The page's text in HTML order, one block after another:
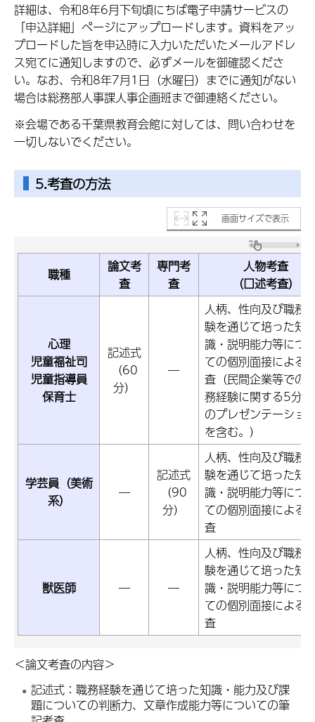
詳細は、令和8年6月下旬頃にちば電子申請サービスの
「申込詳細」ページにアップロードします。資料をアッ
プロードした旨を申込時に入力いただいたメールアドレ
ス宛てに通知しますので、必ずメールを御確認くださ
い。なお、令和8年7月1日（水曜日）までに通知がない
場合は総務部人事課人事企画班まで御連絡ください。
※会場である千葉県教育会館に対しては、問い合わせを
一切しないでください。
5.考査の方法
画面サイズで表示
職種
論文考
査
専門考
査
人物考査
（口述考査）
心理
児童福祉司
児童指導員
保育士
記述式
（60
分）
―
人柄、性向及び職務
験を通じて培った知
識・説明能力等につ
ての個別面接による
査（民間企業等での
務経験に関する5分
のプレゼンテーショ
を含む。）
学芸員（美術
系）
―
記述式
（90
分）
人柄、性向及び職務
験を通じて培った知
識・説明能力等につ
ての個別面接による
査
獣医師 ― ―
人柄、性向及び職務
験を通じて培った知
識・説明能力等につ
ての個別面接による
査
＜論文考査の内容＞
記述式：職務経験を通じて培った知識・能力及び課
題についての判断力、文章作成能力等についての筆